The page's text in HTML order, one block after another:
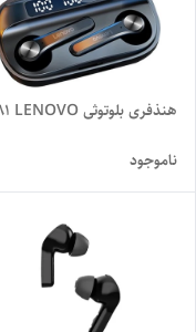
هنذفری بلوتوثی QT81 LENOVO
ناموجود